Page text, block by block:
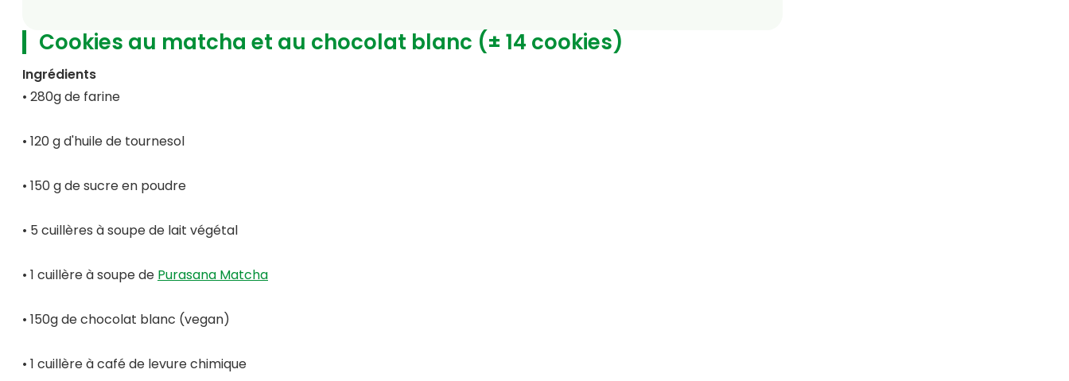
Cookies au matcha et au chocolat blanc (± 14 cookies)
Ingrédients
• 280g de farine
• 120 g d'huile de tournesol
• 150 g de sucre en poudre
• 5 cuillères à soupe de lait végétal
• 1 cuillère à soupe de Purasana Matcha
• 150g de chocolat blanc (vegan)
• 1 cuillère à café de levure chimique